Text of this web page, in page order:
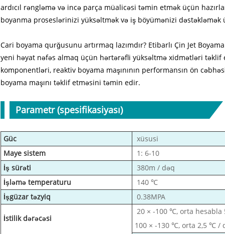
ardıcıl rəngləmə və incə parça müalicəsi təmin etmək üçün
boyanma proseslərinizi yüksəltmək və iş böyümənizi
Cari boyama qurğusunu artırmaq lazımdır? Etibarlı Çin Jet
yeni həyat nəfəs almaq üçün hərtərəfli yüksəltmə xidmətləri təklif
komponentləri, reaktiv boyama maşınının performansın ön
boyama maşını təklif etməsini təmin edir.
Parametr (spesifikasiyası)
Güc
xüsusi
Maye sistem
1: 6-10
İş sürəti
380m / dəq
İşləmə temperaturu
140 ℃
İşgüzar təzyiq
0.38MPA
İstilik dərəcəsi
20 × -100 ℃, orta
100 × -130 ℃, orta 2,5 ℃ /